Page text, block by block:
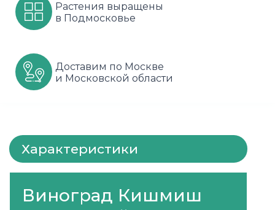
Яблони
Черника
Флорибунда
Шрабы
Штамбовые
Растения выращены
в Подмосковье
Доставим по Москве
и Московской области
Характеристики
Виноград Кишмиш